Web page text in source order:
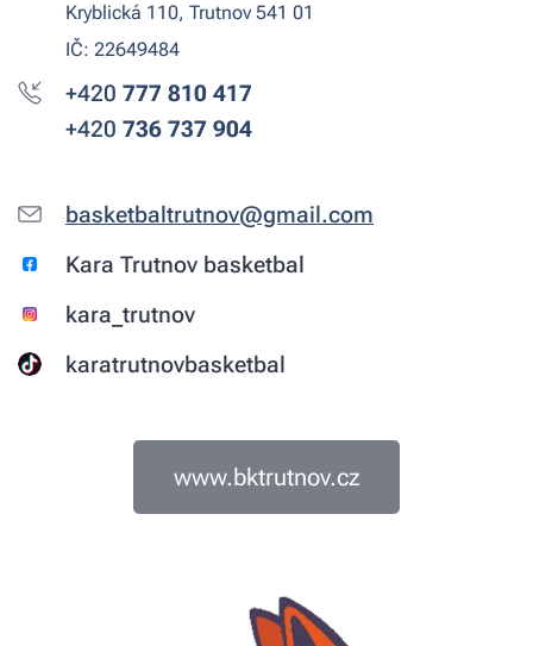
Kryblická 110, Trutnov 541 01
IČ: 22649484
+420 777 810 417
+420 736 737 904
basketbaltrutnov@gmail.com
Kara Trutnov basketbal
kara_trutnov
karatrutnovbasketbal
www.bktrutnov.cz